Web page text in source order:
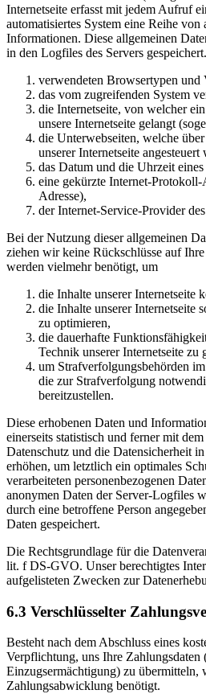
Internetseite erfasst mit jedem Aufruf
automatisiertes System eine Reihe
Informationen. Diese allgemeinen
in den Logfiles des Servers
verwendeten Browsertypen und
das vom zugreifenden System
die Internetseite, von welcher
unsere Internetseite gelangt
die Unterwebseiten, welche
unserer Internetseite angesteuert
das Datum und die Uhrzeit
eine gekürzte Internet-
Adresse),
der Internet-Service-Provider
Bei der Nutzung dieser allgemeinen
ziehen wir keine Rückschlüsse auf
werden vielmehr benötigt, um
die Inhalte unserer Internetseite
die Inhalte unserer Internetseite
zu optimieren,
die dauerhafte
Technik unserer Internetseite zu
um Strafverfolgungsbehörden
die zur Strafverfolgung
bereitzustellen.
Diese erhobenen Daten und
einerseits statistisch und ferner mit
Datenschutz und die Datensicherheit
erhöhen, um letztlich ein optimales
verarbeiteten personenbezogenen
anonymen Daten der Server-Logfiles
durch eine betroffene Person
Daten gespeichert.
Die Rechtsgrundlage für die
lit. f DS-GVO. Unser berechtigtes
aufgelisteten Zwecken zur
6.3 Verschlüsselter
Besteht nach dem Abschluss eines
Verpflichtung, uns Ihre
Einzugsermächtigung) zu übermitteln,
Zahlungsabwicklung benötigt.